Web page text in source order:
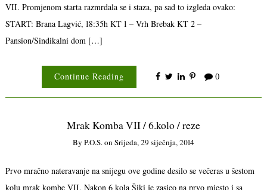
VII. Promjenom starta razmrdala se i staza, pa sad to izgleda ovako:
START: Brana Lagvić, 18:35h KT 1 – Vrh Brebak KT 2 –
Pansion/Sindikalni dom […]
Continue Reading 0
Mrak Komba VII / 6.kolo / reze
By P.o.s.on Srijeda, 29 siječnja, 2014
Prvo mračno nateravanje na snijegu ove godine desilo se večeras u šestom
kolu mrak kombe VII. Nakon 6 kola Šiki je zasjeo na prvo mjesto i sa